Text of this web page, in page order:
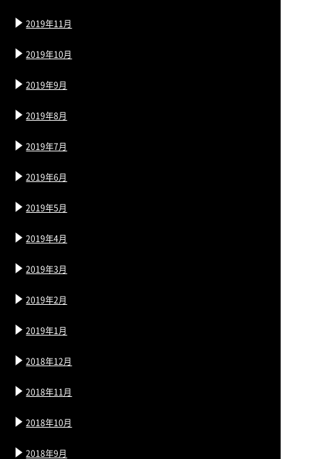
2019年11月
2019年10月
2019年9月
2019年8月
2019年7月
2019年6月
2019年5月
2019年4月
2019年3月
2019年2月
2019年1月
2018年12月
2018年11月
2018年10月
2018年9月